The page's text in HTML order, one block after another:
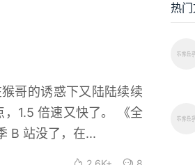
哥的诱惑下又陆陆续续
1.5 倍速又快了。 《全
B 站没了，在...
热